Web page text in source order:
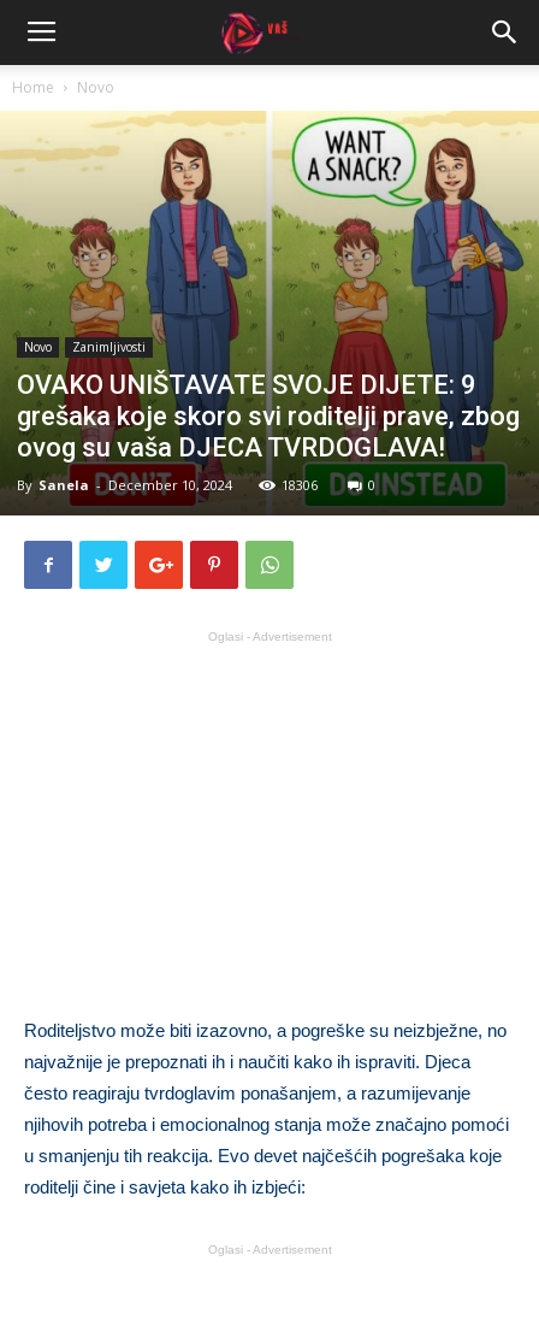
Home Novo
Novo Zanimljivosti
OVAKO UNIŠTAVATE SVOJE DIJETE: 9
grešaka koje skoro svi roditelji prave, zbog
ovog su vaša DJECA TVRDOGLAVA!
By Sanela - December 10, 2024 18306 0
Oglasi - Advertisement
Roditeljstvo može biti izazovno, a pogreške su neizbježne, no
najvažnije je prepoznati ih i naučiti kako ih ispraviti. Djeca
često reagiraju tvrdoglavim ponašanjem, a razumijevanje
njihovih potreba i emocionalnog stanja može značajno pomoći
u smanjenju tih reakcija. Evo devet najčešćih pogrešaka koje
roditelji čine i savjeta kako ih izbjeći:
Oglasi - Advertisement